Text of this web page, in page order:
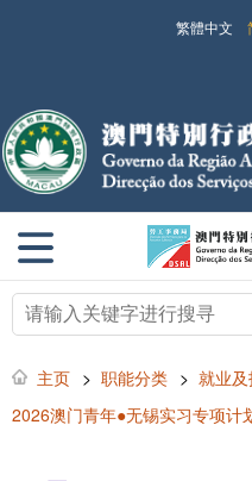
繁體中文
主页 > 职能分类 > 就业
2026澳门青年●无锡实习专项计